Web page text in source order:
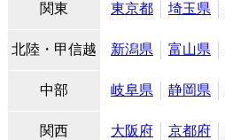
関東 東京都 埼玉県
北陸・甲信越 新潟県 富山県
中部 岐阜県 静岡県
関西 大阪府 京都府